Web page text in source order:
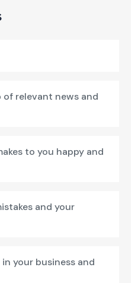
of relevant news and
to you happy and
and your
your business and